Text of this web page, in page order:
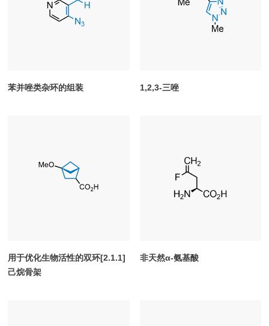
苯并唑类杂环的组装 1,2,3-三唑
用于优化生物活性的双环[2.1.1]
己烷骨架
非天然α-氨基酸